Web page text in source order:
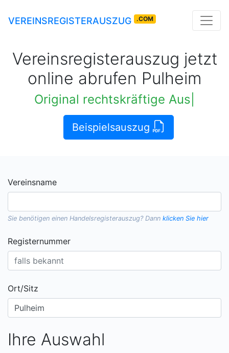
VEREINSREGISTERAUSZUG .COM
Vereinsregisterauszug jetzt
online abrufen Pulheim
Original rechtskräftige Auszüge
Beispielsauszug
Vereinsname
Sie benötigen einen Handelsregisterauszug? Dann klicken Sie hier
Registernummer
Ort/Sitz
Ihre Auswahl